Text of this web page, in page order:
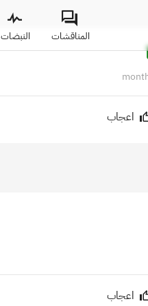
المناقشات النبضات
اعجاب
اعجاب